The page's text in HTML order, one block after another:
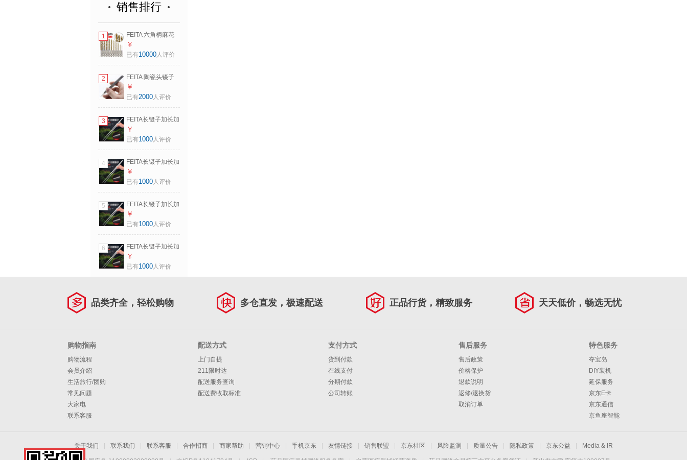
销售排行
1
FEITA 六角柄麻花
钻头套装充电钻高
速钢扩孔钻1.5-
13件套
￥
已有10000人评价
2
FEITA 陶瓷头镊子
防静电耐高温1800
度高精密圆尖头折
尖头
￥
已有2000人评价
3
FEITA长镊子加长加
厚超大号带齿水草
镊子直尖头弯头不
钢加厚款）
￥
已有1000人评价
4
FEITA长镊子加长加
厚超大号带齿水草
镊子直尖头弯头不
钢加厚款）
￥
已有1000人评价
5
FEITA长镊子加长加
厚超大号带齿水草
镊子直尖头弯头不
（304钢特厚款）
￥
已有1000人评价
6
FEITA长镊子加长加
厚超大号带齿水草
镊子直尖头弯头不
￥
已有1000人评价
品类齐全，轻松购物 多仓直发，极速配送 正品行货，精致服务 天天低价，畅选无忧
购物指南
购物流程
会员介绍
生活旅行/团购
常见问题
大家电
联系客服
配送方式
上门自提
211限时达
配送服务查询
配送费收取标准
支付方式
货到付款
在线支付
分期付款
公司转账
售后服务
售后政策
价格保护
退款说明
返修/退换货
取消订单
特色服务
夺宝岛
DIY装机
延保服务
京东E卡
京东通信
京鱼座智能
关于我们 联系我们 联系客服 合作招商 商家帮助 营销中心 手机京东 友情链接 销售联盟 京东社区 风险监测 质量公告 隐私政策 京东公益 Media & IR